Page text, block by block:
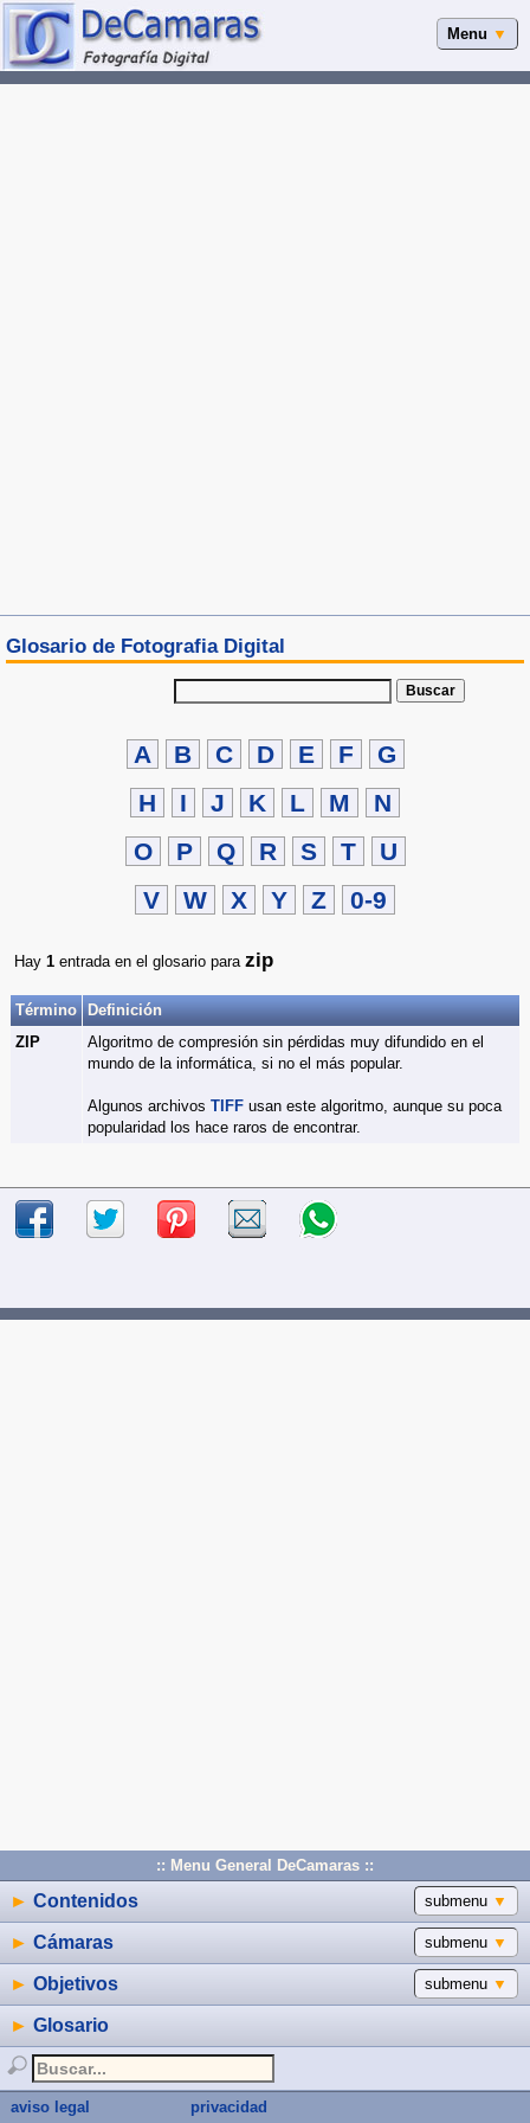
Menu ▼
Glosario de Fotografia Digital
Buscar
A B C D E F
G
H
I J K L M
N
O
P Q R S T
U
V
W X Y Z 0-9
Hay 1 entrada en el glosario para zip
Término Definición
ZIP
Algoritmo de compresión sin pérdidas muy difundido en el
mundo de la informática, si no el más popular.
Algunos archivos TIFF usan este algoritmo, aunque su poca
popularidad los hace raros de encontrar.
:: Menu General DeCamaras ::
submenu ▼
► Contenidos
submenu ▼
► Cámaras
submenu ▼
► Objetivos
► Glosario
aviso legal
privacidad